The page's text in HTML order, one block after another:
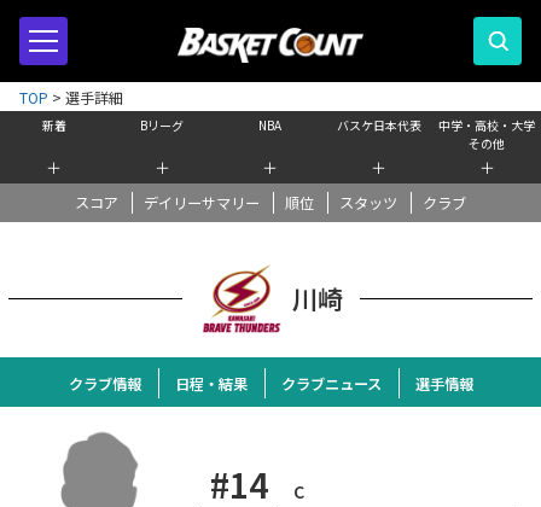
新着
＋
Bリーグ
＋
NBA
＋
バスケ日本代表
＋
中学・高校・大学
その他
＋
スコア デイリーサマリー 順位 スタッツ クラブ
TOP > 選手詳細
川崎
クラブ情報 日程・結果 クラブニュース 選手情報
#14 C